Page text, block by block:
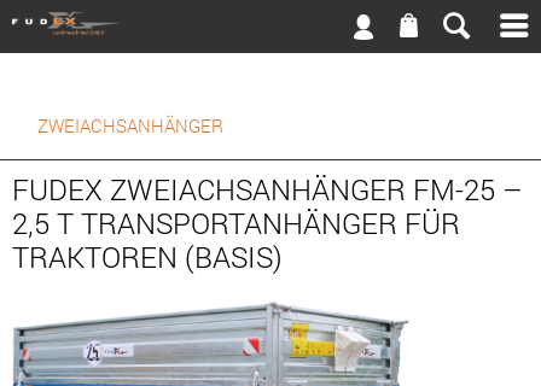
ZWEIACHSANHÄNGER
FUDEX ZWEIACHSANHÄNGER FM-25 –
2,5 T TRANSPORTANHÄNGER FÜR
TRAKTOREN (BASIS)